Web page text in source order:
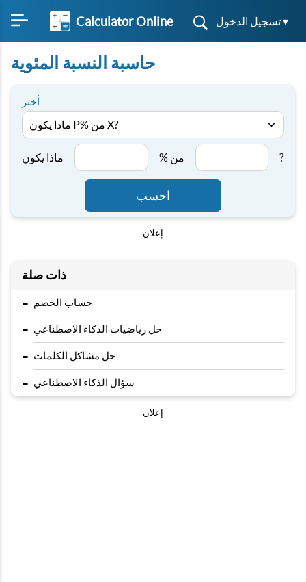
Calculator Online تسجيل الدخول ▾
حاسبة النسبة المئوية
أختر:
ماذا يكون % من ?
احسب
إعلان
ذات صلة
- حساب الخصم
- حل رياضيات الذكاء الاصطناعي
- حل مشاكل الكلمات
- سؤال الذكاء الاصطناعي
إعلان